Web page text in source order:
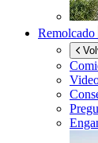
Remolcado